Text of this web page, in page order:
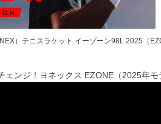
）テニスラケット イーゾーン98L 2025（
ンジ！ヨネックス EZONE（2025年モ